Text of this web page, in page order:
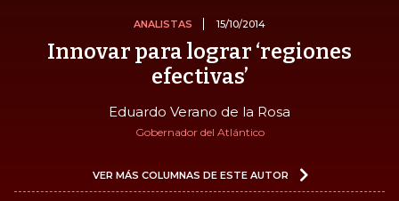
ANALISTAS 15/10/2014
Innovar para lograr ‘regiones
efectivas’
Eduardo Verano de la Rosa
Gobernador del Atlántico
VER MÁS COLUMNAS DE ESTE AUTOR